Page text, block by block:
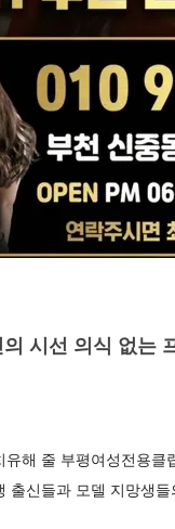
시선 의식 없는
해 줄 부평여성전용
출신들과 모델 지망생